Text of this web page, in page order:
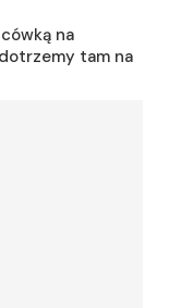
na
tam na